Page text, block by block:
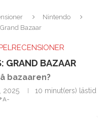
Nintendo
Bazaar
GRAND BAZAAR
bazaaren?
2025
10 minut(ers) lästid
A-